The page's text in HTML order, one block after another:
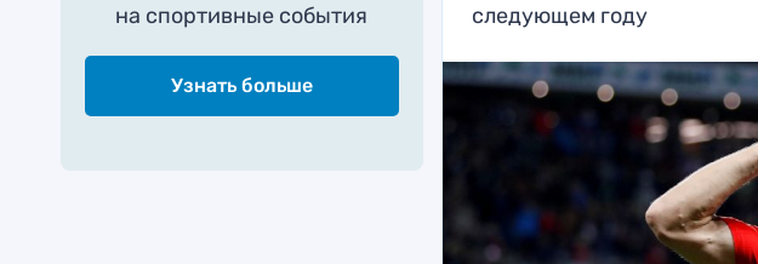
на спортивные события
Узнать больше
следующем году